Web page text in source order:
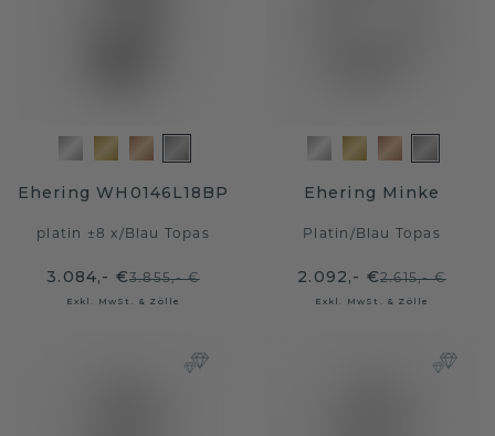
Ehering WH0146L18BP
platin ±8 x/ Blau Topas
3.084,- €3.855,- €
Exkl. MwSt. & Zölle
Ehering Minke
Platin / Blau Topas
2.092,- €2.615,- €
Exkl. MwSt. & Zölle